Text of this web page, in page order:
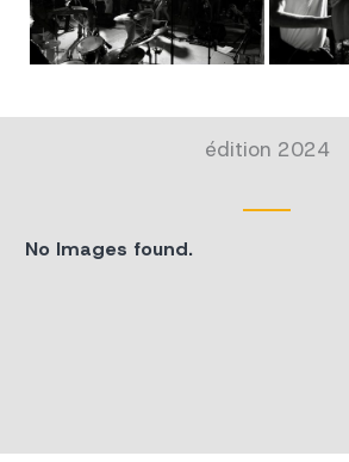
édition 2024
No Images found.